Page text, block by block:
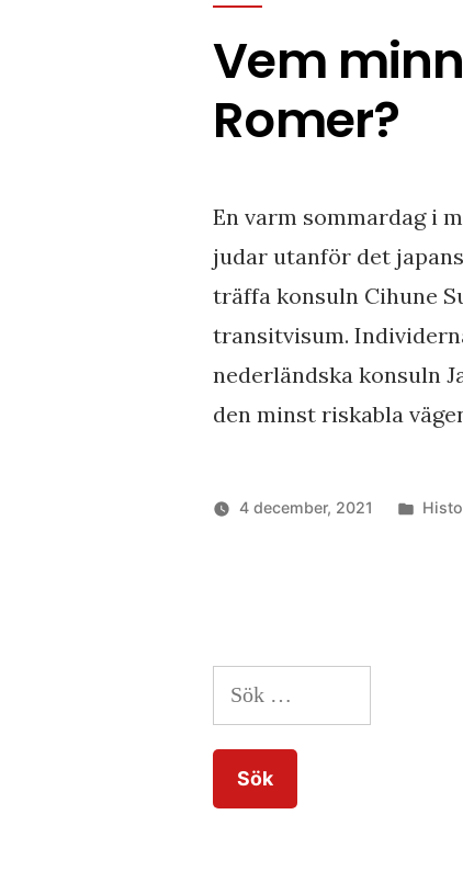
Vem
Romer?
En varm sommardag i
judar utanför det
träffa konsuln Cihune
transitvisum.
nederländska konsuln
den minst riskabla
4 december, 2021
Sök
efter: